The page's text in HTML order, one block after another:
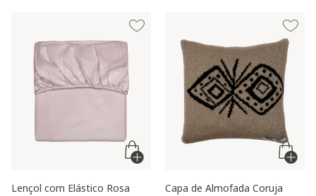
Lençol com Elástico Rosa
Capa de Almofada Coruja